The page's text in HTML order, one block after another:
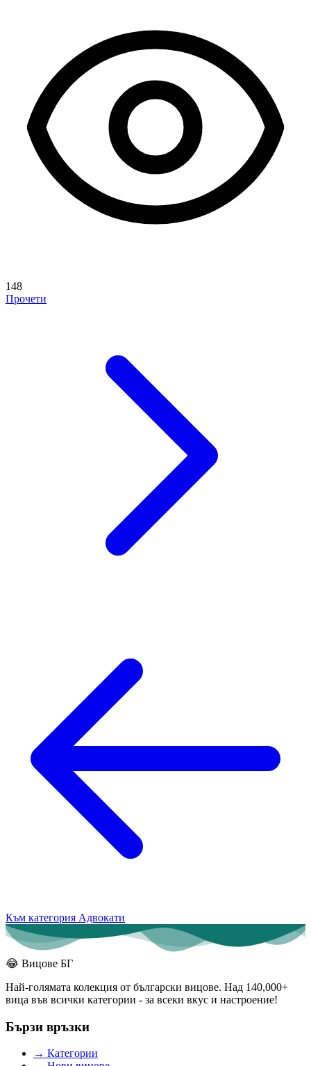
148
Прочети
Към категория Адвокати
😂 Вицове БГ
Най-голямата колекция от български вицове. Над 140,000+
вица във всички категории - за всеки вкус и настроение!
Бързи връзки
→ Категории